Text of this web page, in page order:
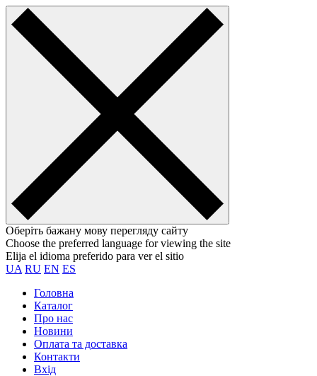
Оберіть бажану мову перегляду сайту
Choose the preferred language for viewing the site
Elija el idioma preferido para ver el sitio
UA RU EN ES
Головна
Каталог
Про нас
Новини
Оплата та доставка
Контакти
Вхiд